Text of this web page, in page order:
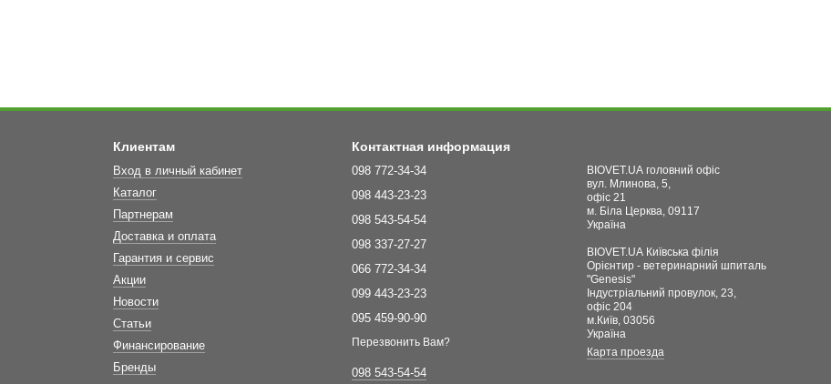
Клиентам
Вход в личный кабинет
Каталог
Партнерам
Доставка и оплата
Гарантия и сервис
Акции
Новости
Статьи
Финансирование
Бренды
Контактная информация
098 772-34-34
098 443-23-23
098 543-54-54
098 337-27-27
066 772-34-34
099 443-23-23
095 459-90-90
Перезвонить Вам?
098 543-54-54
BIOVET.UA головний офіс
вул. Млинова, 5,
офіс 21
м. Біла Церква, 09117
Україна
BIOVET.UA Київська філія
Орієнтир - ветеринарний шпиталь
"Genesis"
Індустріальний провулок, 23,
офіс 204
м.Київ, 03056
Україна
Карта проезда